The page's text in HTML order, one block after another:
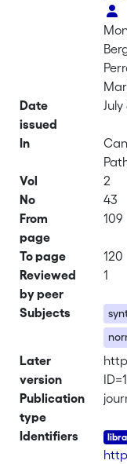
Date
issued
July
In
Vol
2
No
43
From
page
109
To page
120
Reviewed
by peer
1
Subjects
Later
version
Publication
type
Identifiers